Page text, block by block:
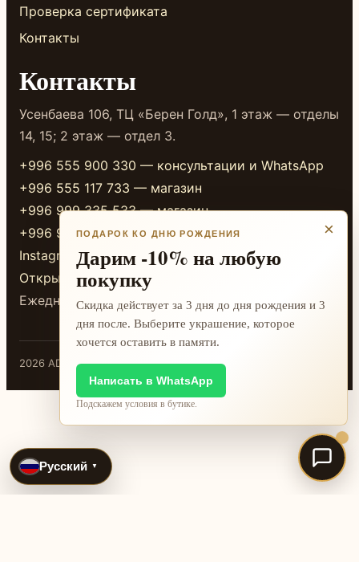
Проверка сертификата
Контакты
Контакты
Усенбаева 106, ТЦ «Берен Голд», 1 этаж — отделы
14, 15; 2 этаж — отдел 3.
+996 555 900 330 — консультации и WhatsApp
+996 555 117 733 — магазин
+996 999 335 533 — магазин
+996 999 338 333 — магазин
Instagram
Открыть в 2GIS
Ежедневно 10:00-20:00
2026 ADAMANT · Бишкек
Русский ▼
×
ПОДАРОК КО ДНЮ РОЖДЕНИЯ
Дарим -10% на любую
покупку
Скидка действует за 3 дня до дня рождения и 3
дня после. Выберите украшение, которое
хочется оставить в памяти.
Написать в WhatsApp
Подскажем условия в бутике.